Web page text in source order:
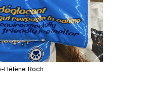
Hélène Roch